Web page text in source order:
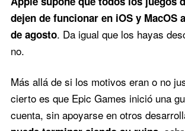
dejen de funcionar en iOS y MacOS
de agosto. Da igual que los hayas
no.
Más allá de si los motivos eran o no
cierto es que Epic Games inició una
cuenta, sin apoyarse en otros